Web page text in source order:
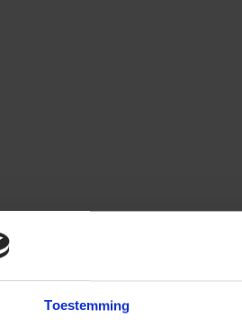
Toestemming